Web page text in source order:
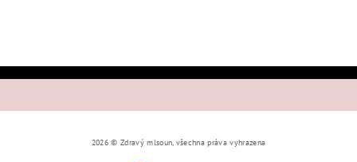
2026 © Zdravý mlsoun, všechna práva vyhrazena